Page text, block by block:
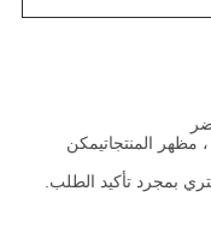
مظهر المنتجاتيمكن
بمجرد تأكيد الطلب.